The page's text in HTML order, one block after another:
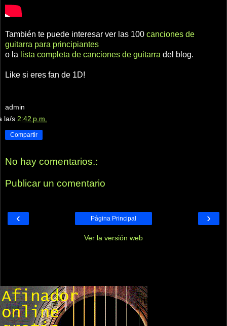
También te puede interesar ver las 100 canciones de
guitarra para principiantes
o la lista completa de canciones de guitarra del blog.
Like si eres fan de 1D!
admin
la/s 2:42 p.m.
Compartir
No hay comentarios.:
Publicar un comentario
‹ ›
Página Principal
Ver la versión web